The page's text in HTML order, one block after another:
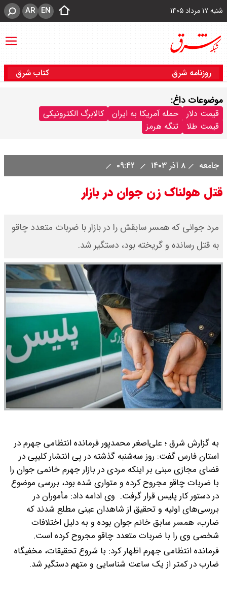
شنبه ۱۷ مرداد ۱۴۰۵ EN
AR
روزنامه شرق کتاب شرق
موضوعات داغ:
قیمت دلار حمله آمریکا به ایران
کالابرگ الکترونیکی
قیمت طلا
تنگه هرمز
جامعه ۸ آذر ۱۴۰۳
قتل هولناک زن جوان در بازار
مرد جوانی که همسر سابقش را در بازار با ضربات متعدد چاقو
به قتل رسانده و گریخته بود، دستگیر شد.
به گزارش شرق ؛ علی‌اصغر محمدپور فرمانده انتظامی جهرم در
استان فارس گفت: روز سه‌شنبه گذشته در پی انتشار کلیپی در
فضای مجازی مبنی بر اینکه مردی در بازار جهرم خانمی جوان را
با ضربات چاقو مجروح کرده و متواری شده بود، بررسی موضوع
در دستور کار پلیس قرار گرفت. وی ادامه داد: مأموران در
بررسی‌های اولیه و تحقیق از شاهدان عینی مطلع شدند که
ضارب، همسر سابق خانم جوان بوده و به دلیل اختلافات
شخصی وی را با ضربات متعدد چاقو مجروح کرده است.
فرمانده انتظامی جهرم اظهار کرد: با شروع تحقیقات، مخفیگاه
ضارب در کمتر از یک ساعت شناسایی و متهم دستگیر شد.